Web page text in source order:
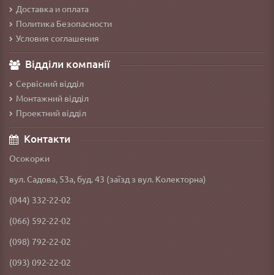
Доставка и оплата
Политика Безопасности
Условия соглашения
Відділи компанії
Сервісний відділ
Монтажний відділ
Проектний відділ
Контакти
Осокорки
вул. Садова, 53а, буд. 43 (заїзд з вул. Колекторна)
(044) 332-22-02
(066) 592-22-02
(098) 792-22-02
(093) 092-22-02